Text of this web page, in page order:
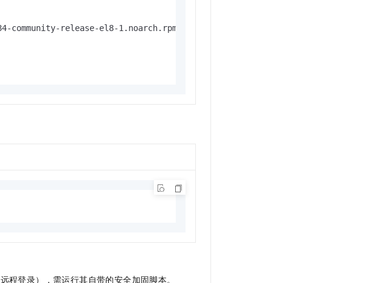
远程登录），需运行其自带的安全加固脚本。